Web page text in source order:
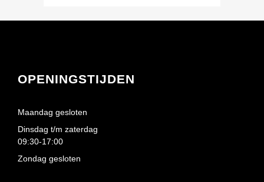
OPENINGSTIJDEN
Maandag gesloten
Dinsdag t/m zaterdag
09:30-17:00
Zondag gesloten